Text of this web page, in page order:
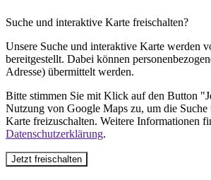
Suche und interaktive Karte freischalten?
Unsere Suche und interaktive Karte werden
bereitgestellt. Dabei können
Adresse) übermittelt werden.
Bitte stimmen Sie mit Klick auf den Button
Nutzung von Google Maps zu, um die
Karte freizuschalten. Weitere Informationen
Datenschutzerklärung.
Jetzt freischalten